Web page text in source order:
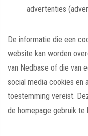
advertenties
De informatie die een
website kan worden
van Nedbase of die van
social media cookies en
toestemming vereist.
de homepage gebruik te